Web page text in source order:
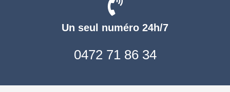
Un seul numéro 24h/7
0472 71 86 34